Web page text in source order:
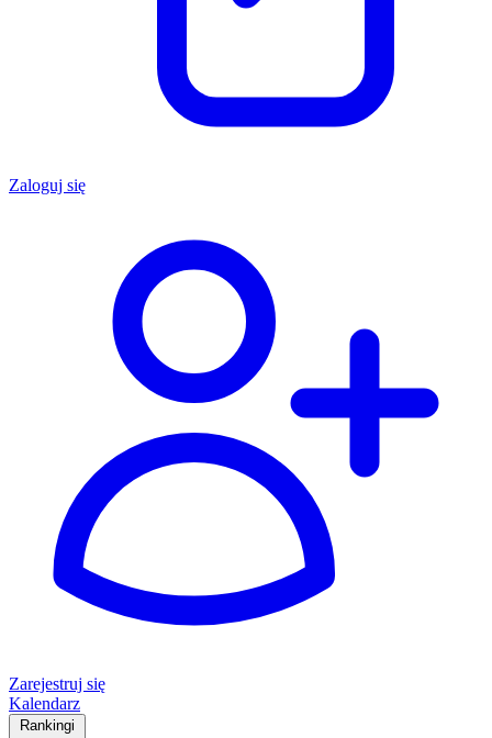
Zaloguj się
Zarejestruj się
Kalendarz
Rankingi